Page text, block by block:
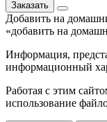
Заказать
Добавить на
«добавить на
Информация,
информационный
Работая с этим
использование